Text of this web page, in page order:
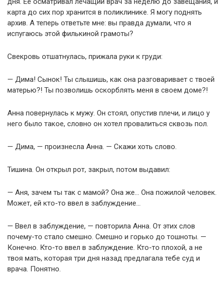
карта до сих пор хранится в поликлинике. Я могу поднять
архив. А теперь ответьте мне: вы правда думали, что я
испугаюсь этой филькиной грамоты?
Свекровь отшатнулась, прижала руки к груди:
— Дима! Сынок! Ты слышишь, как она разговаривает с твоей
матерью?! Ты позволишь оскорблять меня в своем доме?!
Анна повернулась к мужу. Он стоял, опустив плечи, и лицо у
него было такое, словно он хотел провалиться сквозь пол.
— Дима, — произнесла Анна. — Скажи хоть слово.
Тишина. Он открыл рот, закрыл, потом выдавил:
— Аня, зачем ты так с мамой? Она же… Она пожилой человек.
Может, ей кто-то ввел в заблуждение…
— Ввел в заблуждение, — повторила Анна. От этих слов
почему-то стало смешно. Смешно и горько до тошноты. —
Конечно. Кто-то ввел в заблуждение. Кто-то плохой, а не
твоя мать, которая три дня назад предлагала тебе суд и
врача. Понятно.